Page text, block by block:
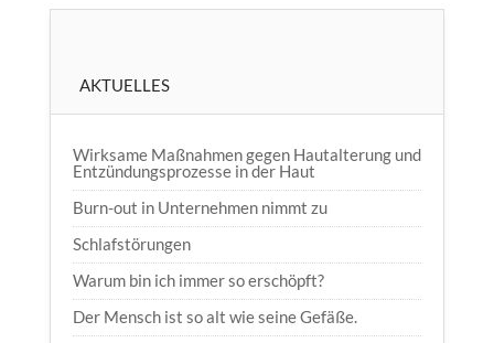
AKTUELLES
Wirksame Maßnahmen gegen Hautalterung und
Entzündungsprozesse in der Haut
Burn-out in Unternehmen nimmt zu
Schlafstörungen
Warum bin ich immer so erschöpft?
Der Mensch ist so alt wie seine Gefäße.